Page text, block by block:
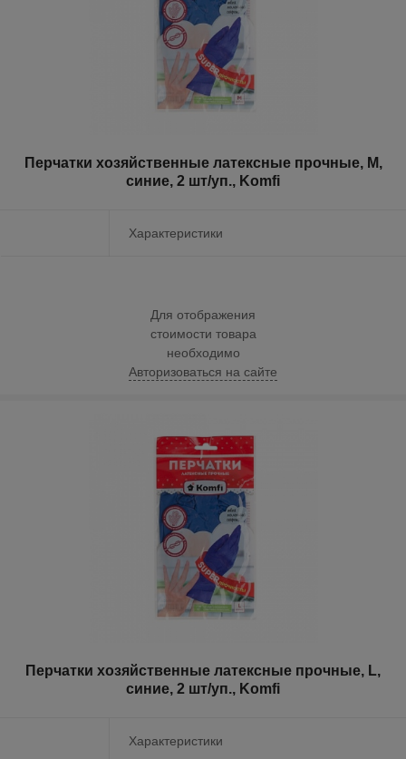
Перчатки хозяйственные латексные прочные, M,
синие, 2 шт/уп., Komfi
Характеристики
Для отображения
стоимости товара
необходимо
Авторизоваться на сайте
Перчатки хозяйственные латексные прочные, L,
синие, 2 шт/уп., Komfi
Характеристики